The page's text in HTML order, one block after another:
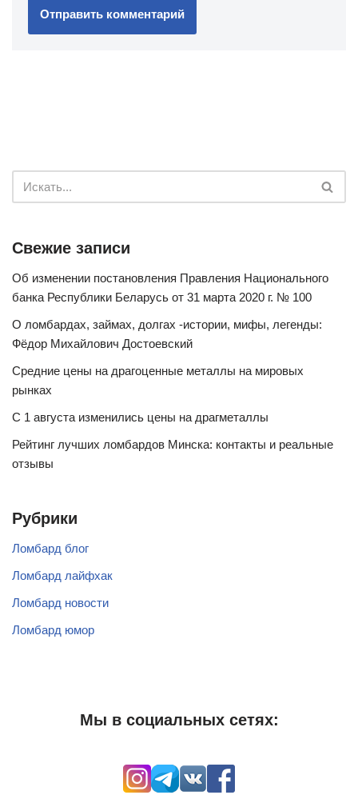
Свежие записи
Об изменении постановления Правления Национального
банка Республики Беларусь от 31 марта 2020 г. № 100
О ломбардах, займах, долгах -истории, мифы, легенды:
Фёдор Михайлович Достоевский
Средние цены на драгоценные металлы на мировых
рынках
С 1 августа изменились цены на драгметаллы
Рейтинг лучших ломбардов Минска: контакты и реальные
отзывы
Рубрики
Ломбард блог
Ломбард лайфхак
Ломбард новости
Ломбард юмор
Мы в социальных сетях: